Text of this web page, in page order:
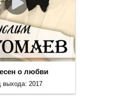
о любви
выхода: 2017